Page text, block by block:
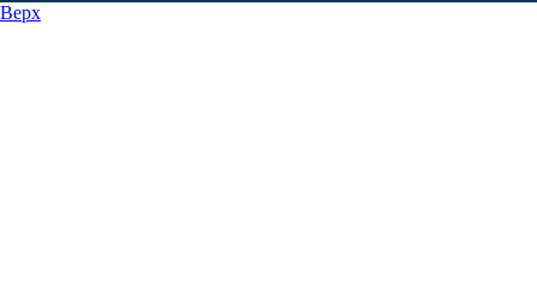
Верх